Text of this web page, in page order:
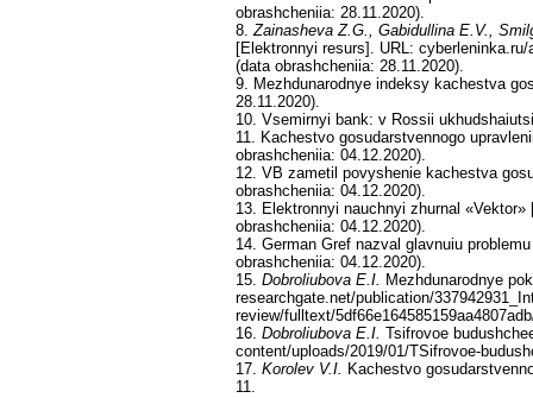
obrashcheniia: 28.11.2020).
8.Zainasheva Z.G., Gabidullina E.V.,
[Elektronnyi resurs]. URL:
(data obrashcheniia: 28.11.2020).
9. Mezhdunarodnye indeksy kachestva
28.11.2020).
10. Vsemirnyi bank: v Rossii
11. Kachestvo gosudarstvennogo
obrashcheniia: 04.12.2020).
12. VB zametil povyshenie kachestva
obrashcheniia: 04.12.2020).
13. Elektronnyi nauchnyi zhurnal
obrashcheniia: 04.12.2020).
14. German Gref nazval glavnuiu
obrashcheniia: 04.12.2020).
15. Dobroliubova E.I. Mezhdunarodnye
researchgate.net/publication/
review/fulltext/
16. Dobroliubova E.I. Tsifrovoe
content/uploads/2019/01/TSifrovoe-
17. Korolev V.I. Kachestvo
11.